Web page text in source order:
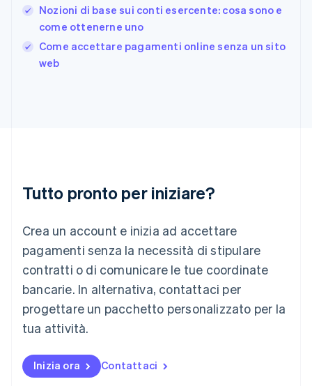
Nozioni di base sui conti esercente: cosa sono e
come ottenerne uno
Come accettare pagamenti online senza un sito
web
Tutto pronto per iniziare?
Crea un account e inizia ad accettare
pagamenti senza la necessità di stipulare
contratti o di comunicare le tue coordinate
bancarie. In alternativa, contattaci per
progettare un pacchetto personalizzato per la
tua attività.
Inizia ora Contattaci
English
Grecia
English
India
Lituania
Lussemburgo
Deutsch English
Malaysia
English 简体中文
Malta
Messico
EspañolEnglish
English
Nuova Zelanda